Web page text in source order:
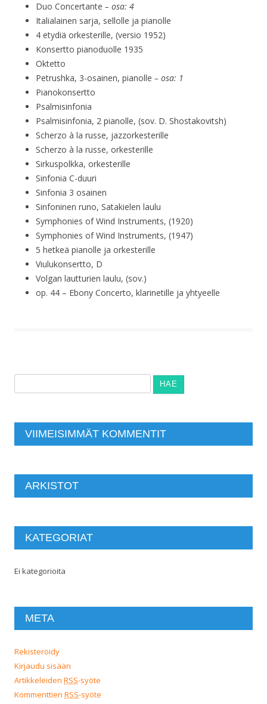
Duo Concertante – osa: 4
Italialainen sarja, sellolle ja pianolle
4 etydiä orkesterille, (versio 1952)
Konsertto pianoduolle 1935
Oktetto
Petrushka, 3-osainen, pianolle – osa: 1
Pianokonsertto
Psalmisinfonia
Psalmisinfonia, 2 pianolle, (sov. D. Shostakovitsh)
Scherzo à la russe, jazzorkesterille
Scherzo à la russe, orkesterille
Sirkuspolkka, orkesterille
Sinfonia C-duuri
Sinfonia 3 osainen
Sinfoninen runo, Satakielen laulu
Symphonies of Wind Instruments, (1920)
Symphonies of Wind Instruments, (1947)
5 hetkeä pianolle ja orkesterille
Viulukonsertto, D
Volgan lautturien laulu, (sov.)
op. 44 – Ebony Concerto, klarinetille ja yhtyeelle
VIIMEISIMMÄT KOMMENTIT
ARKISTOT
KATEGORIAT
Ei kategorioita
META
Rekisteröidy
Kirjaudu sisään
Artikkeleiden RSS-syöte
Kommenttien RSS-syöte